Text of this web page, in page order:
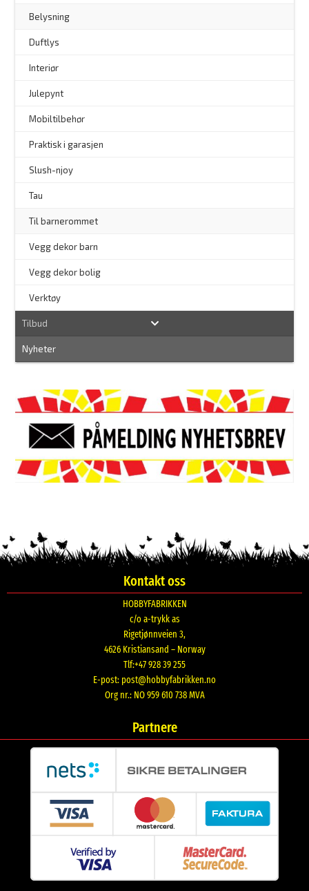
Belysning
Duftlys
Interiør
Julepynt
Mobiltilbehør
Praktisk i garasjen
Slush-njoy
Tau
Til barnerommet
Vegg dekor barn
Vegg dekor bolig
Verktøy
Tilbud
Nyheter
Kontakt oss
HOBBYFABRIKKEN
c/o a-trykk as
Rigetjønnveien 3,
4626 Kristiansand – Norway
Tlf:+47 928 39 255
E-post: post@hobbyfabrikken.no
Org nr.: NO 959 610 738 MVA
Partnere